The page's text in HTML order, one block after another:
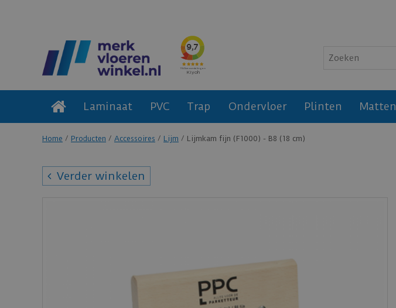
Home Producten Accessoires Lijm Lijmkam fijn (F1000) - B8 (18 cm)
Laminaat PVC Trap Ondervloer Plinten Matten
Verder winkelen